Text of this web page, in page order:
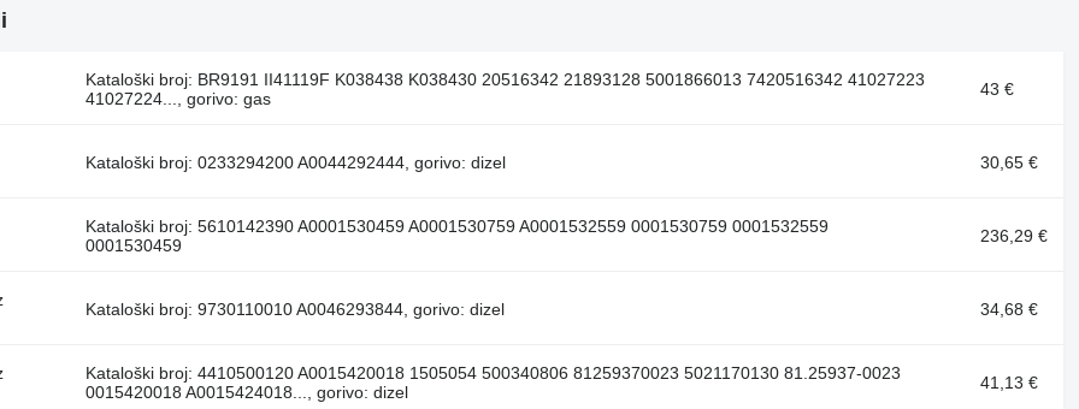
Kataloški broj: BR9191 II41119F K038438 K038430 20516342 21893128 5001866013 7420516342 41027223
41027224..., gorivo: gas
43 €
Kataloški broj: 0233294200 A0044292444, gorivo: dizel 30,65 €
Kataloški broj: 5610142390 A0001530459 A0001530759 A0001532559 0001530759 0001532559
0001530459
236,29 €
Kataloški broj: 9730110010 A0046293844, gorivo: dizel 34,68 €
Kataloški broj: 4410500120 A0015420018 1505054 500340806 81259370023 5021170130 81.25937-0023
0015420018 A0015424018..., gorivo: dizel
41,13 €